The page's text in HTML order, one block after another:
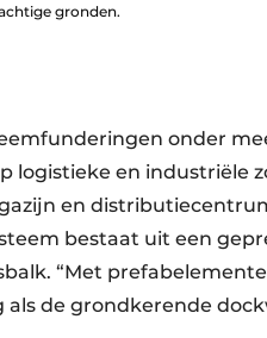
gronden.
onder
logistieke en industriële
en
bestaat uit een
“Met
de grondkerende